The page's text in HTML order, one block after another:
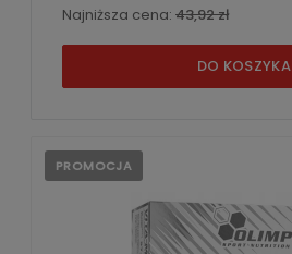
Najniższa cena: 43,92 zł
DO KOSZYKA
PROMOCJA